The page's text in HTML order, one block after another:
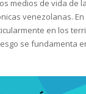
medios de vida de
venezolanas.
en los
se fundamenta